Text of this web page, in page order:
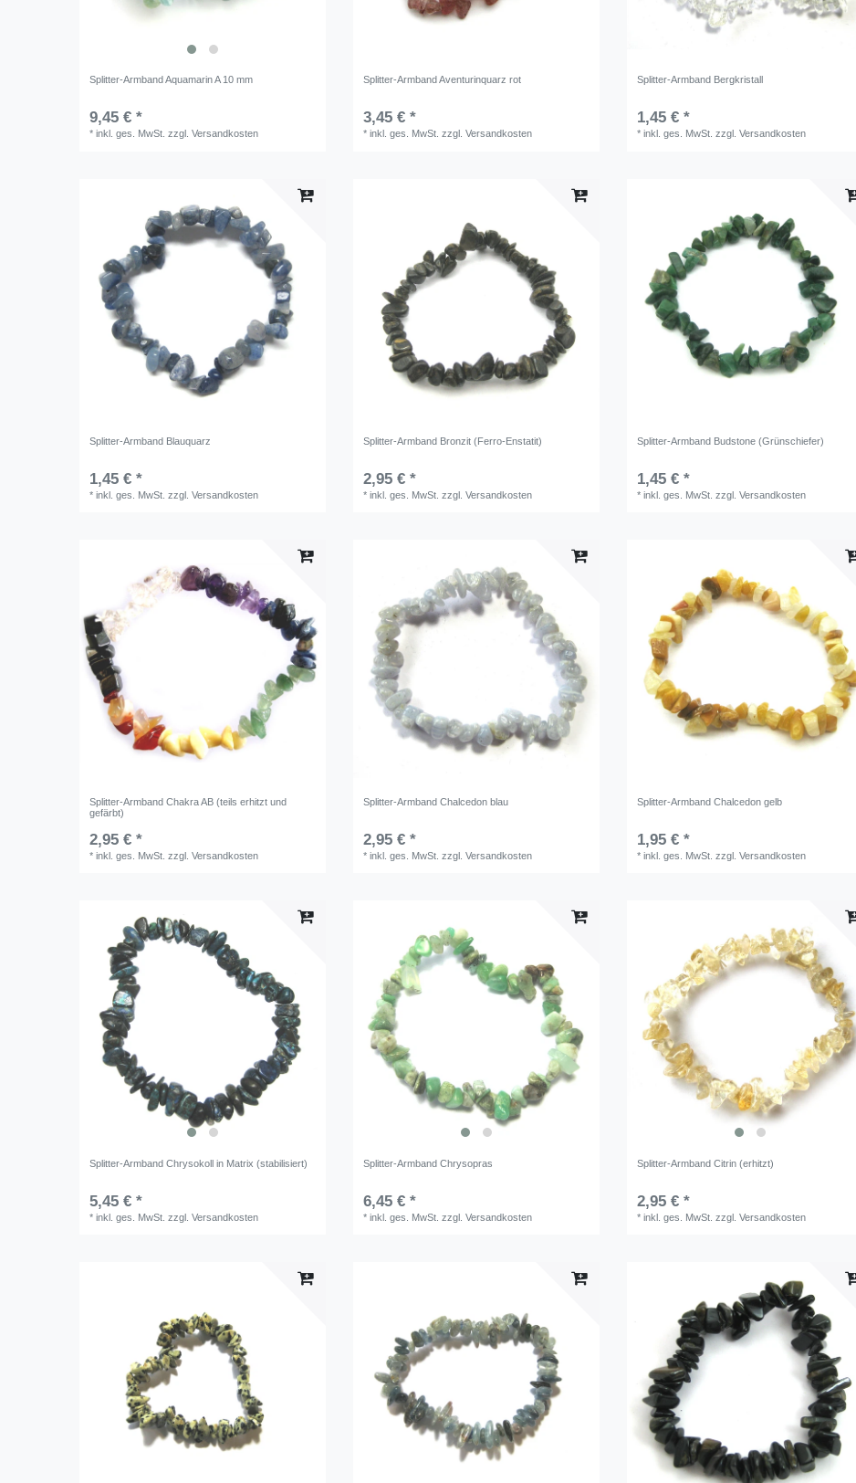
Splitter-Armband Aquamarin A 10 mm
9,45 € *
*inkl. ges. MwSt. zzgl.Versandkosten
Splitter-Armband Aventurinquarz rot
3,45 € *
*inkl. ges. MwSt. zzgl.Versandkosten
Splitter-Armband Bergkristall
1,45 € *
*inkl. ges. MwSt. zzgl.Versandkosten
Splitter-Armband Blauquarz
1,45 € *
*inkl. ges. MwSt. zzgl.Versandkosten
Splitter-Armband Bronzit (Ferro-Enstatit)
2,95 € *
*inkl. ges. MwSt. zzgl.Versandkosten
Splitter-Armband Budstone (Grünschiefer)
1,45 € *
*inkl. ges. MwSt. zzgl.Versandkosten
Splitter-Armband Chakra AB (teils erhitzt und
gefärbt)
2,95 € *
*inkl. ges. MwSt. zzgl.Versandkosten
Splitter-Armband Chalcedon blau
2,95 € *
*inkl. ges. MwSt. zzgl.Versandkosten
Splitter-Armband Chalcedon gelb
1,95 € *
*inkl. ges. MwSt. zzgl.Versandkosten
Splitter-Armband Chrysokoll in Matrix (stabilisiert)
5,45 € *
*inkl. ges. MwSt. zzgl.Versandkosten
Splitter-Armband Chrysopras
6,45 € *
*inkl. ges. MwSt. zzgl.Versandkosten
Splitter-Armband Citrin (erhitzt)
2,95 € *
*inkl. ges. MwSt. zzgl.Versandkosten